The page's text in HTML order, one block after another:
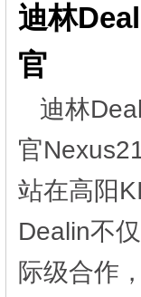
迪林
官
迪林
官
站在高阳
Dealin不
际级合作